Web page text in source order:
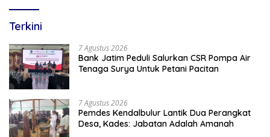
Terkini
7 Agustus 2026
Bank Jatim Peduli Salurkan CSR Pompa Air
Tenaga Surya Untuk Petani Pacitan
7 Agustus 2026
Pemdes Kendalbulur Lantik Dua Perangkat
Desa, Kades: Jabatan Adalah Amanah